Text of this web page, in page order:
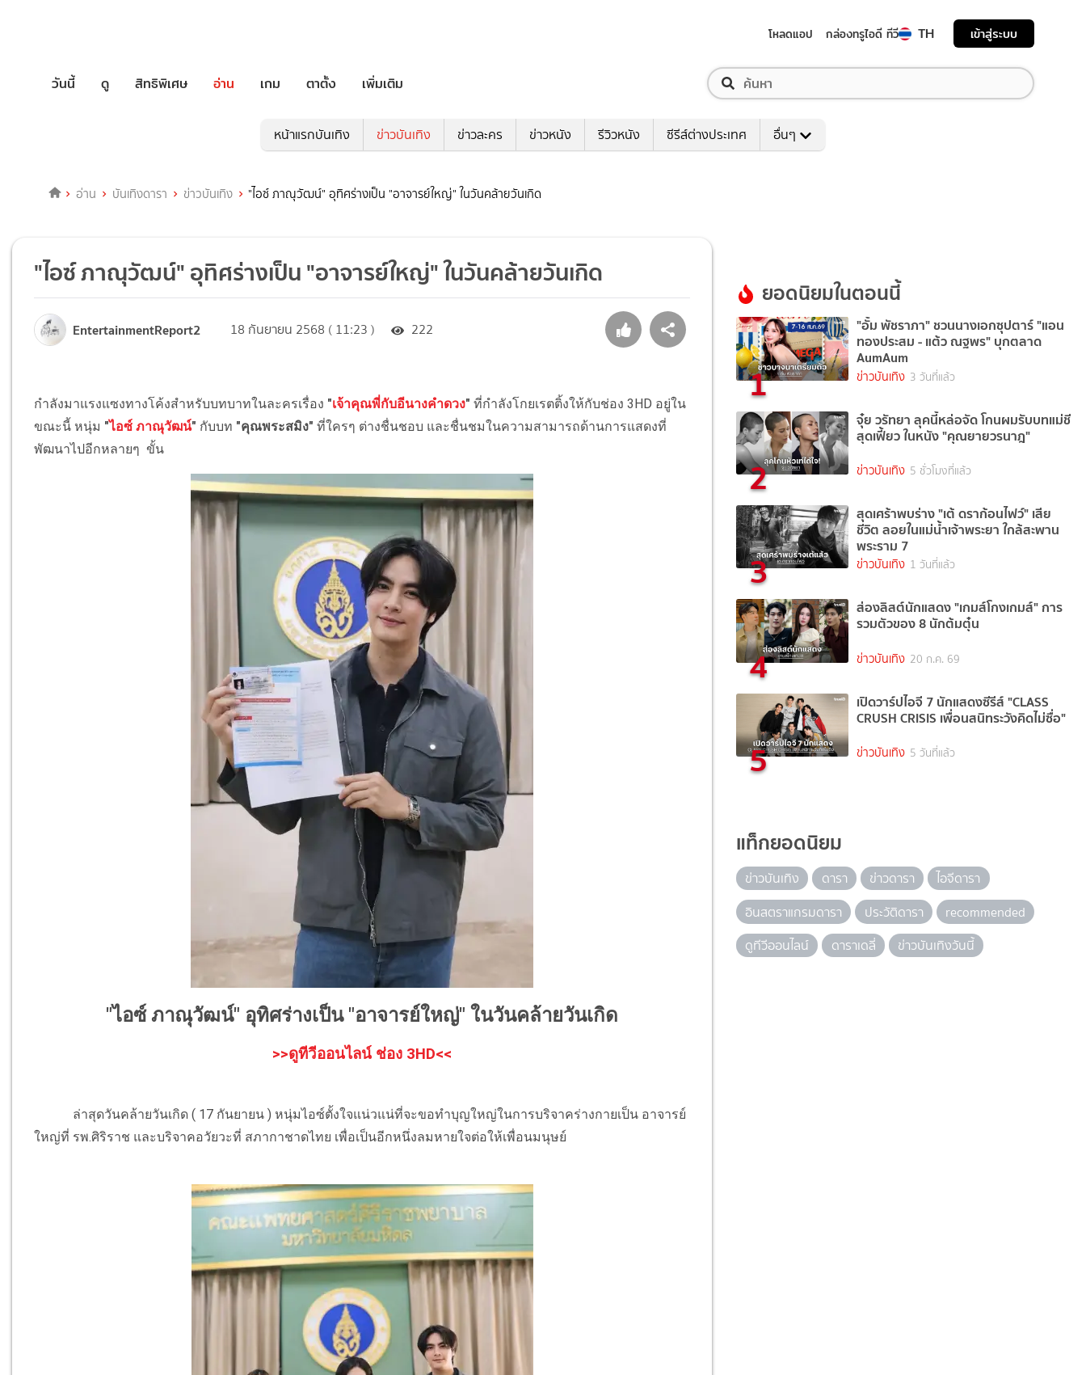
โหลดแอป กล่องทรูไอดี ทีวี TH เข้าสู่ระบบ
วันนี้ ดู สิทธิพิเศษ อ่าน เกม ตาตั้ง เพิ่มเติม
หน้าแรกบันเทิง ข่าวบันเทิง ข่าวละคร ข่าวหนัง รีวิวหนัง ซีรีส์ต่างประเทศ อื่นๆ
อ่าน บันเทิงดารา ข่าวบันเทิง "ไอซ์ ภาณุวัฒน์" อุทิศร่างเป็น "อาจารย์ใหญ่" ในวันคล้ายวันเกิด
"ไอซ์ ภาณุวัฒน์" อุทิศร่างเป็น "อาจารย์ใหญ่" ในวันคล้ายวันเกิด
EntertainmentReport2 18 กันยายน 2568 ( 11:23 ) 222
กำลังมาแรงแซงทางโค้งสำหรับบทบาทในละครเรื่อง "เจ้าคุณพี่กับอีนางคำดวง"ที่กำลังโกยเรตติ้งให้กับช่อง 3HD อยู่ใน
ขณะนี้ หนุ่ม "ไอซ์ ภาณุวัฒน์" กับบท "คุณพระสมิง"ที่ใครๆ ต่างชื่นชอบ และชื่นชมในความสามารถด้านการแสดงที่
พัฒนาไปอีกหลายๆ ขั้น
"ไอซ์ ภาณุวัฒน์" อุทิศร่างเป็น "อาจารย์ใหญ่" ในวันคล้ายวันเกิด
>>ดูทีวีออนไลน์ ช่อง 3HD<<
ล่าสุดวันคล้ายวันเกิด ( 17 กันยายน ) หนุ่มไอซ์ตั้งใจแน่วแน่ที่จะขอทำบุญใหญ่ในการบริจาคร่างกายเป็น อาจารย์
ใหญ่ที่ รพ.ศิริราช และบริจาคอวัยวะที่ สภากาชาดไทย เพื่อเป็นอีกหนึ่งลมหายใจต่อให้เพื่อนมนุษย์
ยอดนิยมในตอนนี้
1
"อั้ม พัชราภา" ชวนนางเอกซุปตาร์ "แอน
ทองประสม - แต้ว ณฐพร" บุกตลาด
AumAum
ข่าวบันเทิง 3 วันที่แล้ว
2
จุ๋ย วรัทยา ลุคนี้หล่อจัด โกนผมรับบทแม่ชี
สุดเฟี้ยว ในหนัง "คุณยายวรนาฎ"
ข่าวบันเทิง 5 ชั่วโมงที่แล้ว
3
สุดเศร้าพบร่าง "เต้ ดราก้อนไฟว์" เสีย
ชีวิต ลอยในแม่น้ำเจ้าพระยา ใกล้สะพาน
พระราม 7
ข่าวบันเทิง 1 วันที่แล้ว
4
ส่องลิสต์นักแสดง "เกมส์โกงเกมส์" การ
รวมตัวของ 8 นักต้มตุ๋น
ข่าวบันเทิง 20 ก.ค. 69
5
เปิดวาร์ปไอจี 7 นักแสดงซีรีส์ "CLASS
CRUSH CRISIS เพื่อนสนิทระวังคิดไม่ซื่อ"
ข่าวบันเทิง 5 วันที่แล้ว
แท็กยอดนิยม
ข่าวบันเทิง ดารา ข่าวดารา
ไอจีดารา
อินสตราแกรมดารา
ประวัติดารา
recommended
ดูทีวีออนไลน์
ดาราเดลี่ ข่าวบันเทิงวันนี้